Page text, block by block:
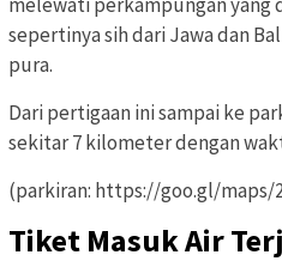
sepertinya sih dari Jawa dan
pura.
Dari pertigaan ini sampai ke
sekitar 7 kilometer dengan
(parkiran: https://goo.gl/maps/
Tiket Masuk Air